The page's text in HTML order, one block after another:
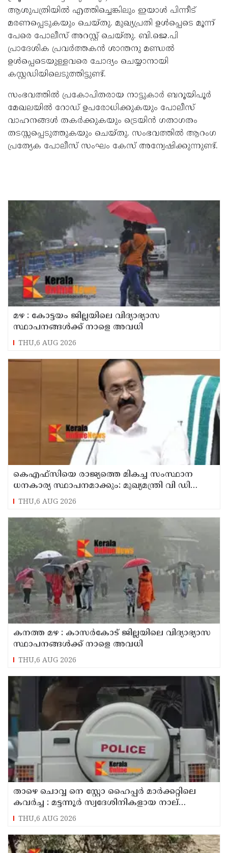
ആശുപത്രിയിൽ എത്തിച്ചെങ്കിലും ഇയാൾ പിന്നീട്
മരണപ്പെടുകയും ചെയ്തു. മുഖ്യപ്രതി ഉൾപ്പെടെ മൂന്ന്
പേരെ പോലീസ് അറസ്റ്റ് ചെയ്തു. ബി.ജെ.പി
പ്രാദേശിക പ്രവർത്തകൻ ശാന്തനു മണ്ഡൽ
ഉൾപ്പെടെയുള്ളവരെ ചോദ്യം ചെയ്യാനായി
കസ്റ്റഡിയിലെടുത്തിട്ടുണ്ട്.
സംഭവത്തിൽ പ്രകോപിതരായ നാട്ടുകാർ ബറൂയിപൂർ
മേഖലയിൽ റോഡ് ഉപരോധിക്കുകയും പോലീസ്
വാഹനങ്ങൾ തകർക്കുകയും ട്രെയിൻ ഗതാഗതം
തടസ്സപ്പെടുത്തുകയും ചെയ്തു. സംഭവത്തിൽ ആറംഗ
പ്രത്യേക പോലീസ് സംഘം കേസ് അന്വേഷിക്കുന്നുണ്ട്.
മഴ : കോട്ടയം ജില്ലയിലെ വിദ്യാഭ്യാസ
സ്ഥാപനങ്ങൾക്ക് നാളെ അവധി
THU,6 AUG 2026
കെഎഫ്‌സിയെ രാജ്യത്തെ മികച്ച സംസ്ഥാന
ധനകാര്യ സ്ഥാപനമാക്കും: മുഖ്യമന്ത്രി വി ഡി
സതീശൻ
THU,6 AUG 2026
കനത്ത മഴ : കാസർകോട് ജില്ലയിലെ വിദ്യാഭ്യാസ
സ്ഥാപനങ്ങൾക്ക് നാളെ അവധി
THU,6 AUG 2026
താഴെ ചൊവ്വ നെ സ്റ്റോ ഹൈപ്പർ മാർക്കറ്റിലെ
കവർച്ച : മട്ടന്നൂർ സ്വദേശിനികളായ നാല്
പ്രതികൾ പിടിയിൽ
THU,6 AUG 2026